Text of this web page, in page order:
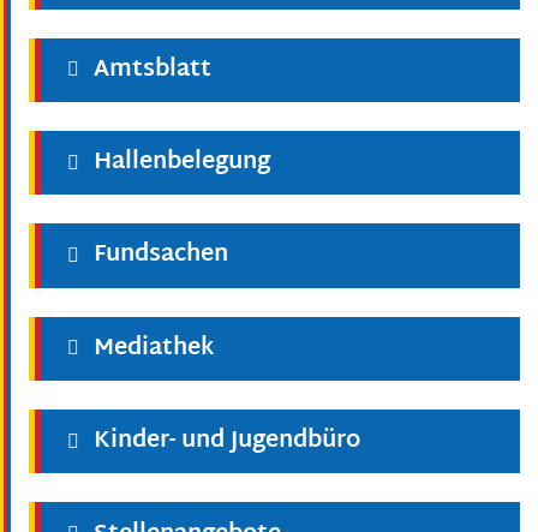
Amtsblatt
Hallenbelegung
Fundsachen
Mediathek
Kinder- und Jugendbüro